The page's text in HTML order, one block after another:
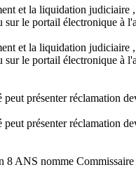
et la liquidation
le portail électronique à
et la liquidation
le portail électronique à
peut présenter réclamation
peut présenter réclamation
8 ANS nomme